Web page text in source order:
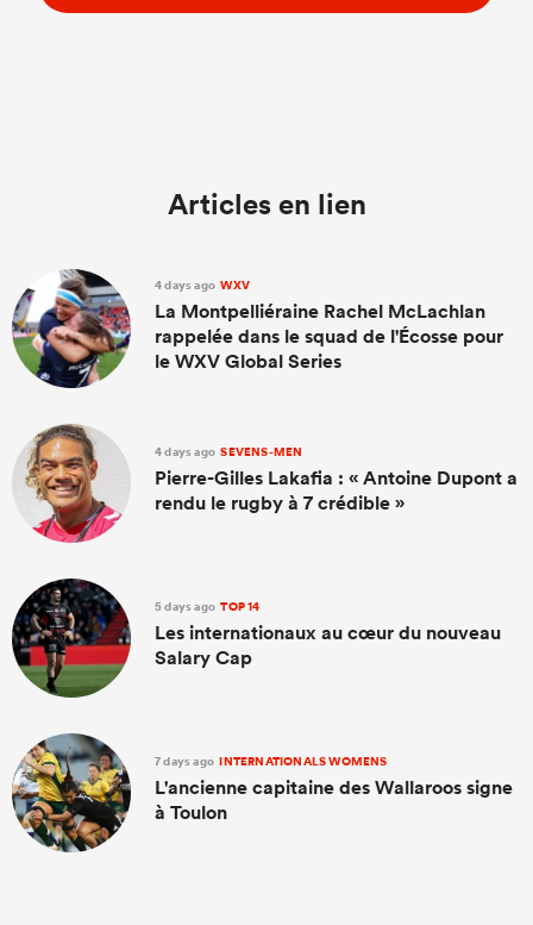
Articles en lien
4 days ago WXV
La Montpelliéraine Rachel McLachlan
rappelée dans le squad de l'Écosse pour
le WXV Global Series
4 days ago SEVENS-MEN
Pierre-Gilles Lakafia : « Antoine Dupont a
rendu le rugby à 7 crédible »
5 days ago TOP 14
Les internationaux au cœur du nouveau
Salary Cap
7 days ago INTERNATIONALS WOMENS
L'ancienne capitaine des Wallaroos signe
à Toulon